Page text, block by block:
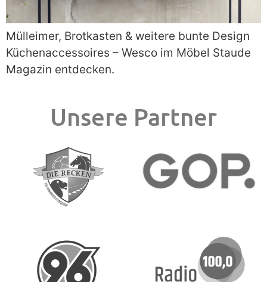
Mülleimer, Brotkasten & weitere bunte Design
Küchenaccessoires – Wesco im Möbel Staude
Magazin entdecken.
Unsere Partner